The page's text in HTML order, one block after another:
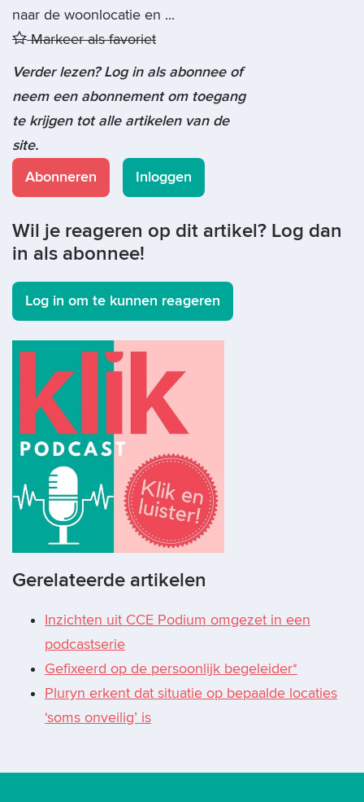
naar de woonlocatie en ...
Markeer als favoriet
Verder lezen? Log in als abonnee of
neem een abonnement om toegang
te krijgen tot alle artikelen van de
site.
Abonneren
Inloggen
Wil je reageren op dit artikel? Log dan
in als abonnee!
Log in om te kunnen reageren
Gerelateerde artikelen
Inzichten uit CCE Podium omgezet in een
podcastserie
Gefixeerd op de persoonlijk begeleider*
Pluryn erkent dat situatie op bepaalde locaties
‘soms onveilig’ is